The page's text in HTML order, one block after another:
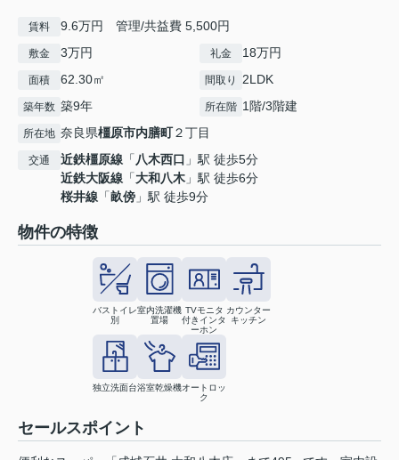
賃料 9.6万円 管理/共益費 5,500円
敷金 3万円 礼金 18万円
面積 62.30㎡ 間取り 2LDK
築年数 築9年 所在階 1階/3階建
所在地 奈良県橿原市内膳町２丁目
交通 近鉄橿原線 「八木西口 」駅 徒歩5分
近鉄大阪線 「大和八木 」駅 徒歩6分
桜井線 「畝傍 」駅 徒歩9分
物件の特徴
バストイレ
別
室内洗濯機
置場
TVモニタ
付きインタ
ーホン
カウンター
キッチン
独立洗面台浴室乾燥機オートロッ
ク
セールスポイント